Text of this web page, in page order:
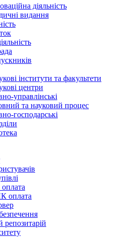
діяльність
видання
інститути та факультети
центри
управлінські
та науковий процес
господарські
оплата
репозитарій